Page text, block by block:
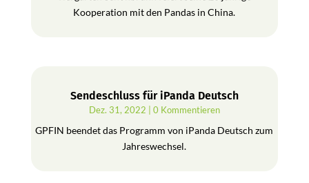
Kooperation mit den Pandas in China.
Sendeschluss für iPanda Deutsch
Dez. 31, 2022 | 0 Kommentieren
GPFIN beendet das Programm von iPanda Deutsch zum
Jahreswechsel.